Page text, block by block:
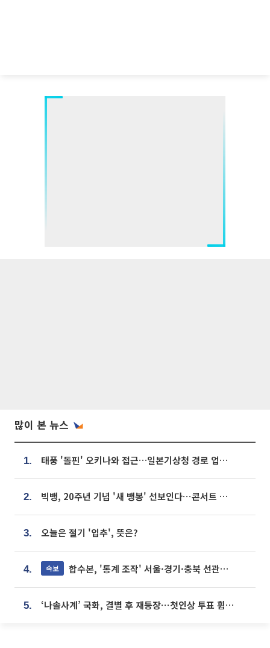
많이 본 뉴스
1. 태풍 '돌핀' 오키나와 접근…일본기상청 경로 업데이트
2. 빅뱅, 20주년 기념 '새 뱅봉' 선보인다⋯콘서트 앞두고 팝업 개최
3. 오늘은 절기 '입추', 뜻은?
4. 속보 합수본, '통계 조작' 서울·경기·충북 선관위 등 추가 압수수색
5. ‘나솔사계’ 국화, 결별 후 재등장⋯첫인상 투표 휩쓸고 ‘인기녀’ 등극